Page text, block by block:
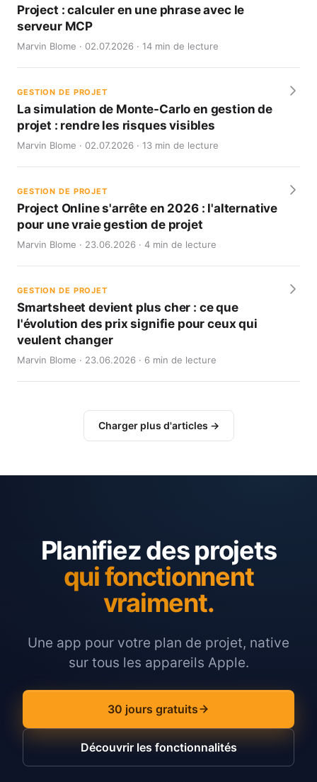
Project : calculer en une phrase avec le
serveur MCP
Marvin Blome · 02.07.2026 · 14 min de lecture
GESTION DE PROJET
La simulation de Monte-Carlo en gestion de
projet : rendre les risques visibles
Marvin Blome · 02.07.2026 · 13 min de lecture
GESTION DE PROJET
Project Online s'arrête en 2026 : l'alternative
pour une vraie gestion de projet
Marvin Blome · 23.06.2026 · 4 min de lecture
GESTION DE PROJET
Smartsheet devient plus cher : ce que
l'évolution des prix signifie pour ceux qui
veulent changer
Marvin Blome · 23.06.2026 · 6 min de lecture
Charger plus d'articles →
Planifiez des projets
qui fonctionnent
vraiment.
Une app pour votre plan de projet, native
sur tous les appareils Apple.
30 jours gratuits
Découvrir les fonctionnalités